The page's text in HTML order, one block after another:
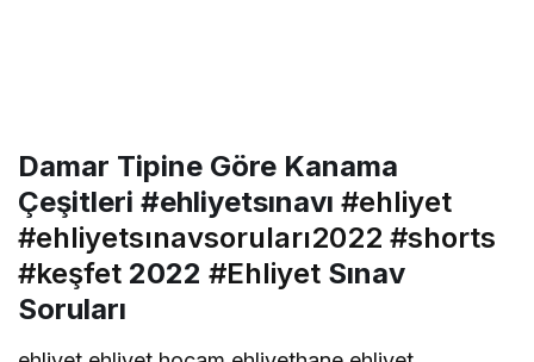
Damar Tipine Göre Kanama
Çeşitleri #ehliyetsınavı #ehliyet
#ehliyetsınavsoruları2022 #shorts
#keşfet 2022 #Ehliyet Sınav
Soruları